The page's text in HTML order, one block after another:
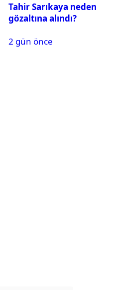
Tahir Sarıkaya neden
gözaltına alındı?
2 gün önce